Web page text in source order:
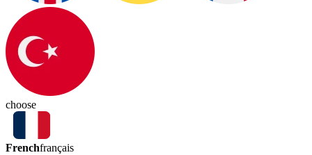
choose
Frenchfrançais